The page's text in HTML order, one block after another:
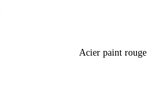
Acier paint rouge